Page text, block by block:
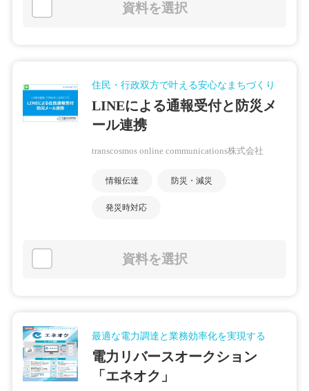
資料を選択
住民・行政双方で叶える安心なまちづくり
LINEによる通報受付と防災メ
ール連携
transcosmos online communications株式会社
情報伝達 防災・減災
発災時対応
資料を選択
最適な電力調達と業務効率化を実現する
電力リバースオークション
「エネオク」